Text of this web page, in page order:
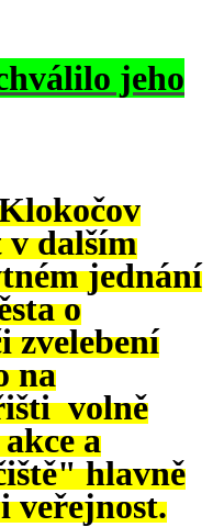
jeho
v dalším
jednání
o
zvelebení
na
volně
a
hlavně
veřejnost.